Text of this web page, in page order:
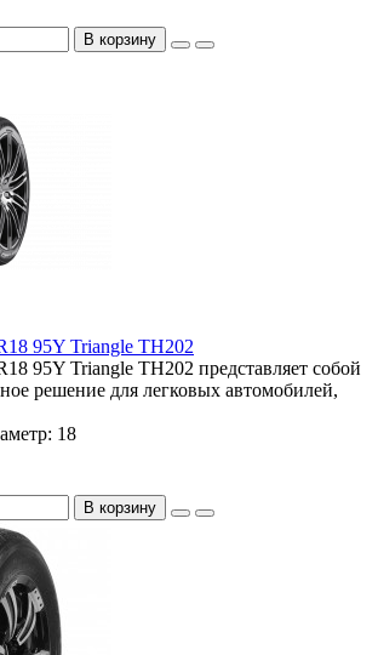
В корзину
95Y Triangle TH202
95Y Triangle TH202 представляет собой
решение для легковых автомобилей,
18
В корзину